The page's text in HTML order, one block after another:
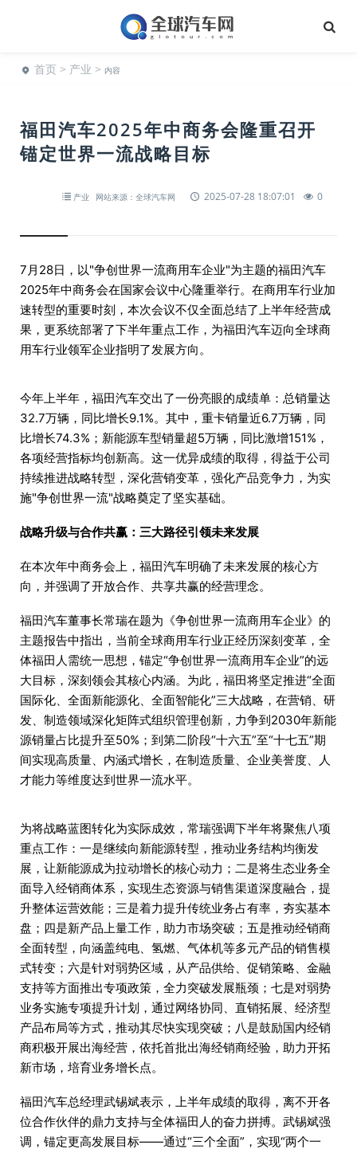
首页 > 产业 > 内容
福田汽车2025年中商务会隆重召开
锚定世界一流战略目标
产业 网站来源：全球汽车网 2025-07-28 18:07:01 0
7月28日，以"争创世界一流商用车企业"为主题的福田汽车
2025年中商务会在国家会议中心隆重举行。在商用车行业加
速转型的重要时刻，本次会议不仅全面总结了上半年经营成
果，更系统部署了下半年重点工作，为福田汽车迈向全球商
用车行业领军企业指明了发展方向。
今年上半年，福田汽车交出了一份亮眼的成绩单：总销量达
32.7万辆，同比增长9.1%。其中，重卡销量近6.7万辆，同
比增长74.3%；新能源车型销量超5万辆，同比激增151%，
各项经营指标均创新高。这一优异成绩的取得，得益于公司
持续推进战略转型，深化营销变革，强化产品竞争力，为实
施"争创世界一流"战略奠定了坚实基础。
战略升级与合作共赢：三大路径引领未来发展
在本次年中商务会上，福田汽车明确了未来发展的核心方
向，并强调了开放合作、共享共赢的经营理念。
福田汽车董事长常瑞在题为《争创世界一流商用车企业》的
主题报告中指出，当前全球商用车行业正经历深刻变革，全
体福田人需统一思想，锚定“争创世界一流商用车企业”的远
大目标，深刻领会其核心内涵。为此，福田将坚定推进“全面
国际化、全面新能源化、全面智能化”三大战略，在营销、研
发、制造领域深化矩阵式组织管理创新，力争到2030年新能
源销量占比提升至50%；到第二阶段“十六五”至“十七五”期
间实现高质量、内涵式增长，在制造质量、企业美誉度、人
才能力等维度达到世界一流水平。
为将战略蓝图转化为实际成效，常瑞强调下半年将聚焦八项
重点工作：一是继续向新能源转型，推动业务结构均衡发
展，让新能源成为拉动增长的核心动力；二是将生态业务全
面导入经销商体系，实现生态资源与销售渠道深度融合，提
升整体运营效能；三是着力提升传统业务占有率，夯实基本
盘；四是新产品上量工作，助力市场突破；五是推动经销商
全面转型，向涵盖纯电、氢燃、气体机等多元产品的销售模
式转变；六是针对弱势区域，从产品供给、促销策略、金融
支持等方面推出专项政策，全力突破发展瓶颈；七是对弱势
业务实施专项提升计划，通过网络协同、直销拓展、经济型
产品布局等方式，推动其尽快实现突破；八是鼓励国内经销
商积极开展出海经营，依托首批出海经销商经验，助力开拓
新市场，培育业务增长点。
福田汽车总经理武锡斌表示，上半年成绩的取得，离不开各
位合作伙伴的鼎力支持与全体福田人的奋力拼搏。武锡斌强
调，锚定更高发展目标——通过“三个全面”，实现“两个一